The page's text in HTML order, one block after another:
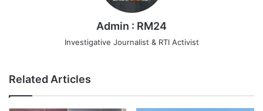
Admin : RM24
Investigative Journalist & RTI Activist
Related Articles